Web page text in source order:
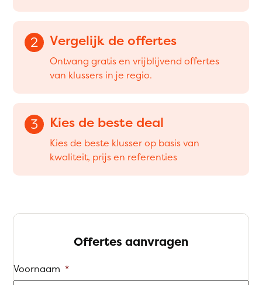
2 Vergelijk de offertes
Ontvang gratis en vrijblijvend offertes
van klussers in je regio.
3 Kies de beste deal
Kies de beste klusser op basis van
kwaliteit, prijs en referenties
Offertes aanvragen
Voornaam *